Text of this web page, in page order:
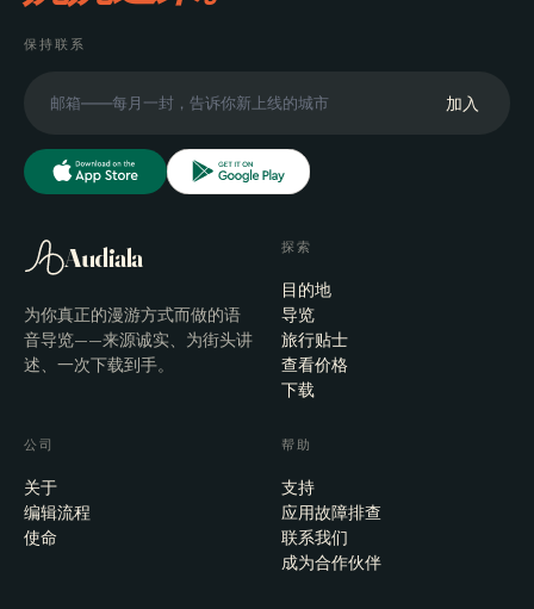
保持联系
加入
Audiala
为你真正的漫游方式而做的语
音导览——来源诚实、为街头讲
述、一次下载到手。
探索
目的地
导览
旅行贴士
查看价格
下载
公司
关于
编辑流程
使命
帮助
支持
应用故障排查
联系我们
成为合作伙伴